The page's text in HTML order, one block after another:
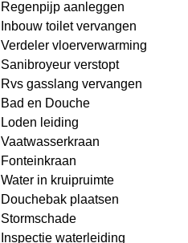
Regenpijp aanleggen
Inbouw toilet vervangen
Verdeler vloerverwarming
Sanibroyeur verstopt
Rvs gasslang vervangen
Bad en Douche
Loden leiding
Vaatwasserkraan
Fonteinkraan
Water in kruipruimte
Douchebak plaatsen
Stormschade
Inspectie waterleiding